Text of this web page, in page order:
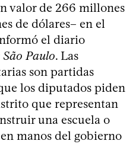
valor de 266 millones
de dólares– en el
el diario
Paulo. Las
son partidas
los diputados piden
que representan
una escuela o
manos del gobierno